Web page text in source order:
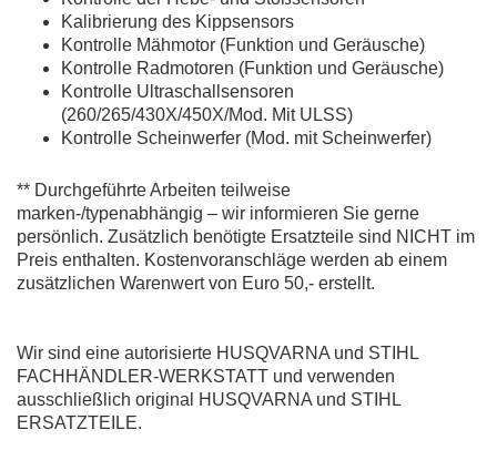
Kalibrierung des Kippsensors
Kontrolle Mähmotor (Funktion und Geräusche)
Kontrolle Radmotoren (Funktion und Geräusche)
Kontrolle Ultraschallsensoren
(260/265/430X/450X/Mod. Mit ULSS)
Kontrolle Scheinwerfer (Mod. mit Scheinwerfer)
** Durchgeführte Arbeiten teilweise
marken-/typenabhängig – wir informieren Sie gerne
persönlich. Zusätzlich benötigte Ersatzteile sind NICHT im
Preis enthalten. Kostenvoranschläge werden ab einem
zusätzlichen Warenwert von Euro 50,- erstellt.
Wir sind eine autorisierte HUSQVARNA und STIHL
FACHHÄNDLER-WERKSTATT und verwenden
ausschließlich original HUSQVARNA und STIHL
ERSATZTEILE.